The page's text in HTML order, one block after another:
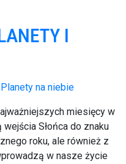
I
Planety na niebie
miesięcy w
Słońca do znaku
roku, ale również z
w nasze życie